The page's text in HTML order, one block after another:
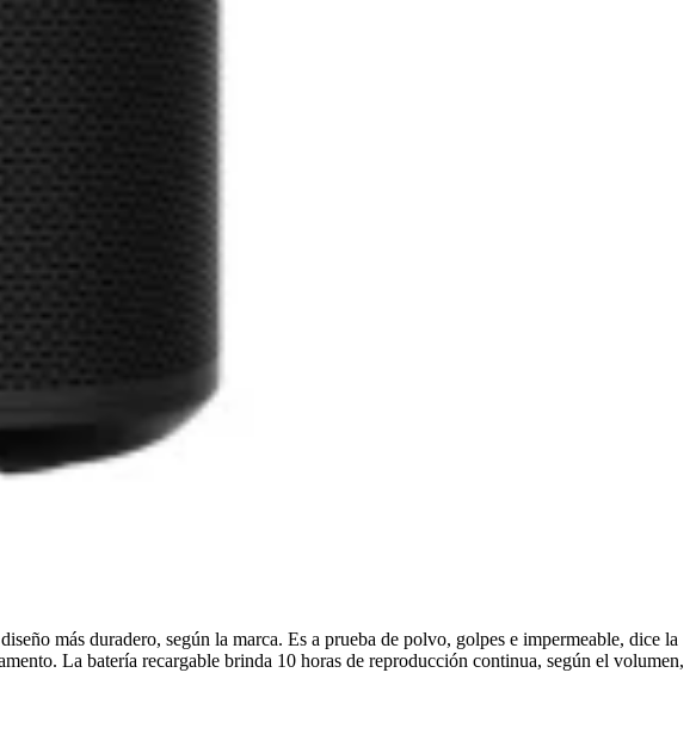
más duradero, según la marca. Es a prueba de polvo, golpes e impermeable, dice la
La batería recargable brinda 10 horas de reproducción continua, según el volumen,